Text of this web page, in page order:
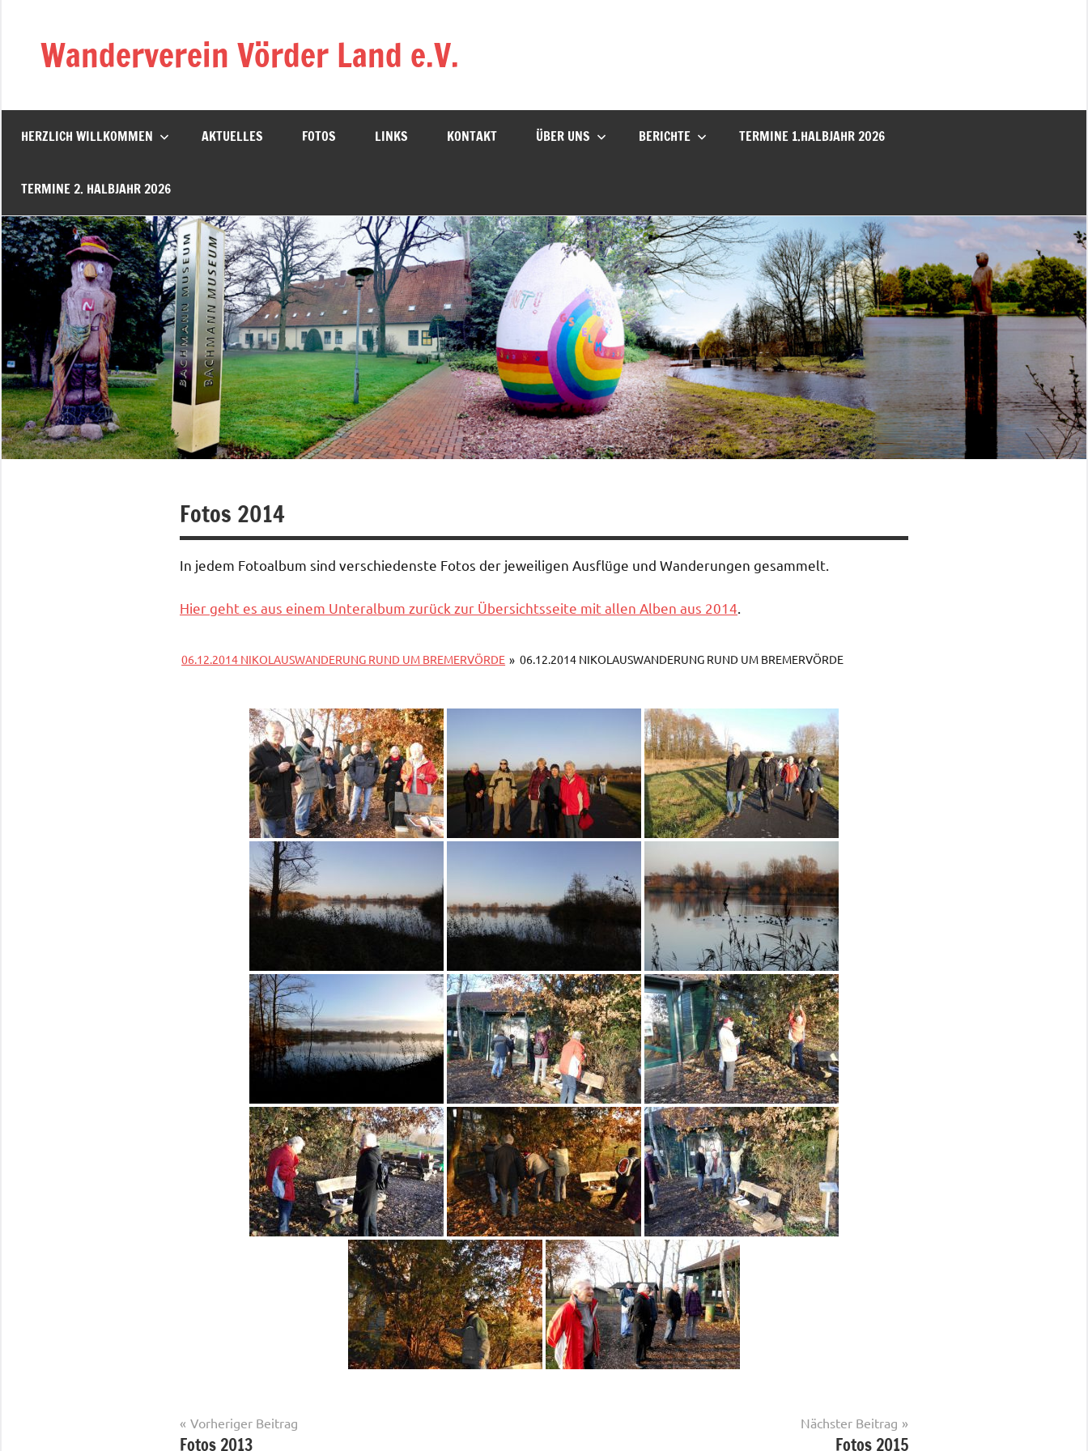
springenWanderverein Vörder Land e.V.
HERZLICH WILLKOMMEN AKTUELLES FOTOS LINKS KONTAKT ÜBER UNS BERICHTE TERMINE 1.HALBJAHR 2026
TERMINE 2. HALBJAHR 2026
Fotos 2014
In jedem Fotoalbum sind verschiedenste Fotos der jeweiligen Ausflüge und Wanderungen gesammelt.
Hier geht es aus einem Unteralbum zurück zur Übersichtsseite mit allen Alben aus 2014
06.12.2014 NIKOLAUSWANDERUNG RUND UM BREMERVÖRDE » 06.12.2014 NIKOLAUSWANDERUNG RUND UM BREMERVÖRDE
Fotos
Beitragsnavigation
Vorheriger Beitrag
Fotos 2013
Nächster Beitrag
Fotos 2015